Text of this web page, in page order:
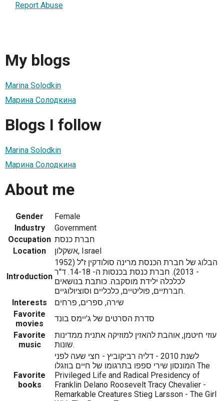
Report Abuse
My blogs
Marina Solodkin
Марина Солодкина
Blogs I follow
Marina Solodkin
Марина Солодкина
About me
Gender
Female
Industry
Government
Occupation חברת כנסת
Location
אשקלון, Israel
Introduction
הבלוג של חברת הכנסת מרינה סולודקין ז"ל (1952
- 2013). חברת כנסת בכנסות ה- 14-18. ד"ר
לכלכלה ילידת מוסקבה. כותבת בנושאים
חברתיים, פוליטיים, כלכליים וסוציולוגיים.
Interests
שירה, ספרים, פרחים
Favorite
movies
סדרת הסרטים של ג'יימס בונד
Favorite
music
עוזי חיטמן, אוהבת להאזין למוזיקה אתנית ממדינות
שונות.
Favorite
books
לשנת 2010 - דליה רביקוביץ - חצי שעה לפני
המונסון שירי ספפו בתרגומו של חיים בוזגלו The
Privileged Life and Radical Presidency of
Franklin Delano Roosevelt Tracy Chevalier -
Remarkable Creatures Stieg Larsson - The Girl